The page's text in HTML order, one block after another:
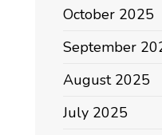
October 2025
September
August 2025
July 2025